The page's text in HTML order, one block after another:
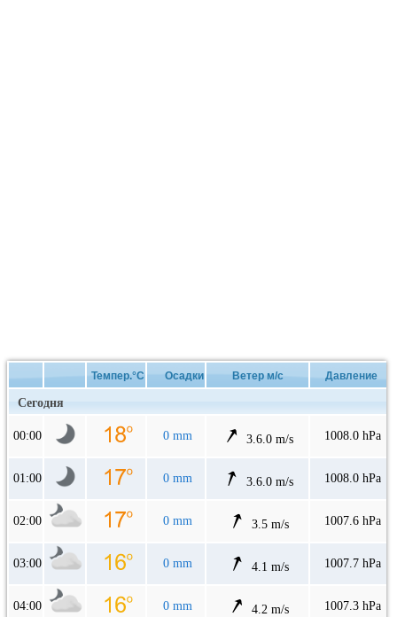
Темпер.°C Осадки Ветер м/с Давление
Сегодня
00:00 0 mm 3.6.0 m/s 1008.0 hPa
01:00 0 mm 3.6.0 m/s 1008.0 hPa
02:00 0 mm 3.5 m/s 1007.6 hPa
03:00 0 mm 4.1 m/s 1007.7 hPa
04:00 0 mm 4.2 m/s 1007.3 hPa